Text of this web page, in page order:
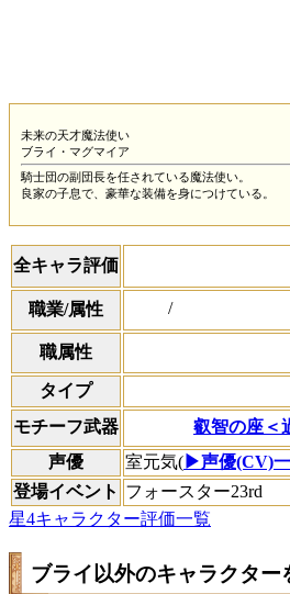
未来の天才魔法使い
ブライ・マグマイア
騎士団の副団長を任されている魔法使い。
良家の子息で、豪華な装備を身につけている。
全キャラ評価
職業/属性 /
職属性
タイプ
モチーフ武器
叡智の座＜
声優
室元気( ▶声優(CV)
登場イベント フォースター23rd
星4キャラクター評価一覧
ブライ以外のキャラクター